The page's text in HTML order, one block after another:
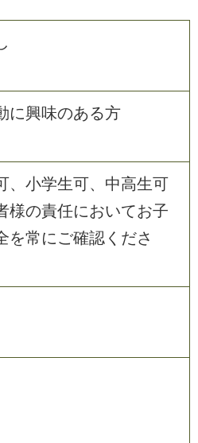
に興味のある方
、小学生可、中高生可
様の責任においてお子
を常にご確認くださ